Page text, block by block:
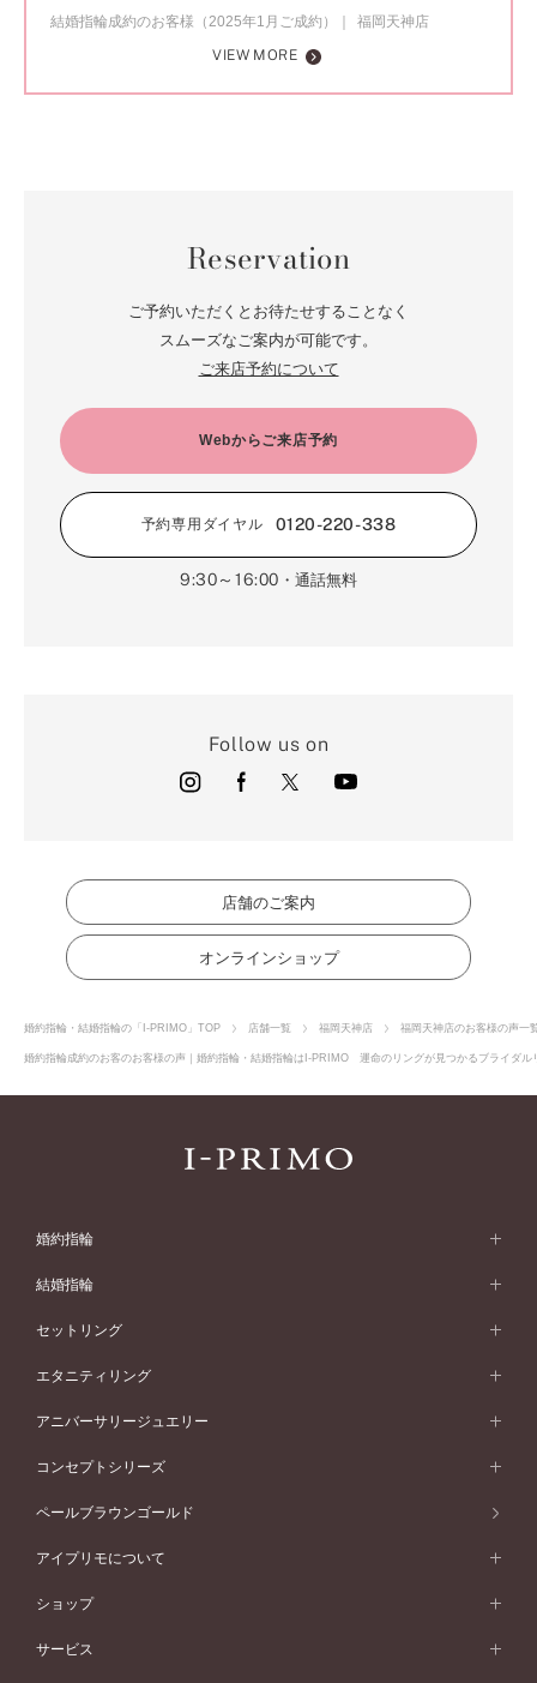
結婚指輪成約のお客様（2025年1月ご成約）
福岡天神店
VIEW MORE
Reservation
ご予約いただくとお待たせすることなく
スムーズなご案内が可能です。
ご来店予約について
Webからご来店予約
予約専用ダイヤル 0120-220-338
9:30～16:00 ・通話無料
Follow us on
店舗のご案内
オンラインショップ
婚約指輪・結婚指輪の「I-PRIMO」TOP 店舗一覧 福岡天神店 福岡天神店のお客様の声一
婚約指輪成約のお客のお客様の声｜婚約指輪・結婚指輪はI-PRIMO 運命のリングが見つかるブライダ
婚約指輪
婚約指輪 (エンゲージリング)
婚約指輪一覧
ピンクゴールド
ペールブラウンゴールド
ウェーブライン
V字ライン
ワンサイドメレ
ダブルサイドメレ
シンプル
フェミニン
モード
50万円台～
40万円台～
30万円台～
婚約指輪 人気ランキング
婚約ネックレス
結婚指輪
結婚指輪 (マリッジリング)
結婚指輪一覧
ピンクゴールド
ペールブラウンゴールド
ウェーブライン
V字ライン
ワンメレ
セベラルメレ
シンプル
フェミニン
モード
50万円～
40万円～50万円
セットリング
セットリング
セットリング一覧
ピンクゴールド
ペールブラウンゴールド
エタニティリング
エタニティリング
エタニティリング一覧
ピンクゴールド
ペールブラウンゴールド
アニバーサリージュエリー
アニバーサリージュエリー
アニバーサリージュエリー一覧
ファッションリング
ブレスレット
コンセプトシリーズ
コンセプトシリーズ
オリジンビリーフ
エトワル
ペールブラウンゴールド
アイプリモについて
アイプリモについて
パーソナルハンド診断
ショップ
店舗一覧
サービス